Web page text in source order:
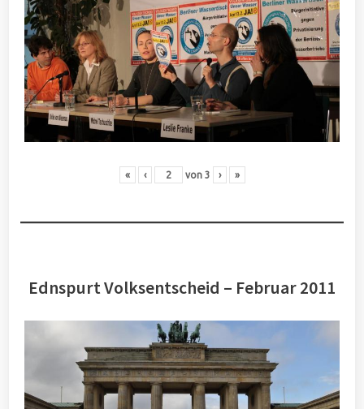
« ‹ von 3 › »
Ednspurt Volksentscheid – Februar 2011